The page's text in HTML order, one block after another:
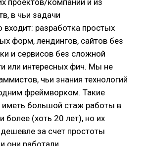
проектов/компаний и из
в чьи задачи
входит: разработка простых
форм, лендингов, сайтов без
и сервисов без сложной
или интересных фич. Мы не
чьи знания технологий
фреймворком. Такие
иметь большой стаж работы в
более (хоть 20 лет), но их
за счет простоты
они работали.